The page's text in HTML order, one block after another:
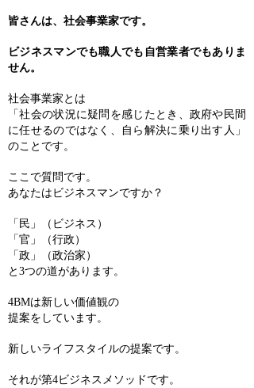
皆さんは、社会事業家です。
ビジネスマンでも職人でも 自営業者でもありま
せん。
社会事業家とは
「社会の状況に疑問を感じたとき、政府や民間
に任せるのではなく、自ら解決に乗り出す人」
のことです。
ここで質問です。
あなたはビジネスマンですか？
「民」（ビジネス）
「官」（行政）
「政」（政治家）
と3つの道があります。
4BMは新しい価値観の
提案をしています。
新しいライフスタイルの提案です。
それが第4ビジネスメソッドです。